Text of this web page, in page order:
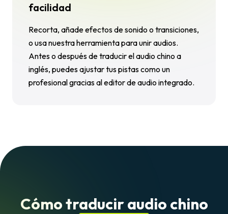
facilidad
Recorta, añade efectos de sonido o transiciones,
o usa nuestra herramienta para unir audios.
Antes o después de traducir el audio chino a
inglés, puedes ajustar tus pistas como un
profesional gracias al editor de audio integrado.
Cómo traducir audio chino